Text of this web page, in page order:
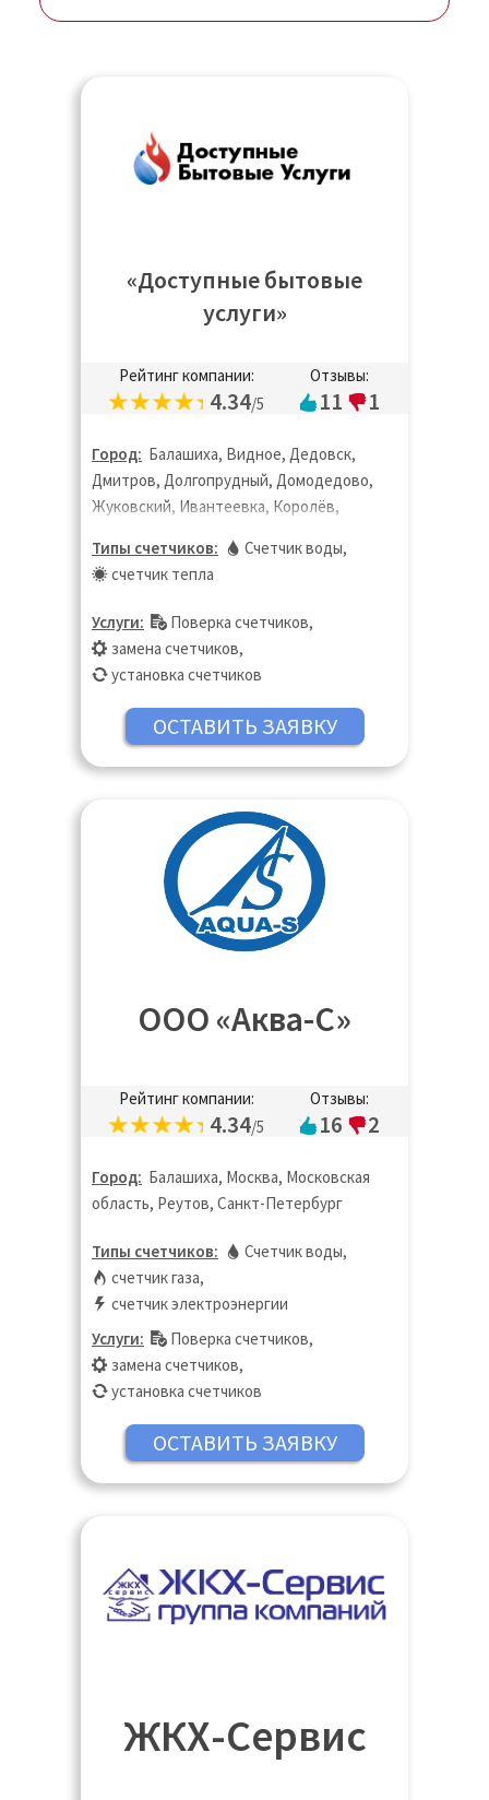
«Доступные бытовые
услуги»
Рейтинг компании:
4.34/5
Отзывы:
11 1
Город: Балашиха, Видное, Дедовск,
Дмитров, Долгопрудный, Домодедово,
Жуковский, Ивантеевка, Королёв,
Люберцы, Москва, Московская область,
Мытищи, Ногинск, Одинцово, Пушкино,
Раменское, Реутов, Фрязино, Химки,
Щёлково, Электросталь
Типы счетчиков: Счетчик воды,
счетчик тепла
Услуги: Поверка счетчиков,
замена счетчиков,
установка счетчиков
ООО «Аква-С»
Рейтинг компании:
4.34/5
Отзывы:
16 2
Город: Балашиха, Москва, Московская
область, Реутов, Санкт-Петербург
Типы счетчиков: Счетчик воды,
счетчик газа,
счетчик электроэнергии
Услуги:
Поверка счетчиков,
замена счетчиков,
установка счетчиков
ЖКХ-Сервис